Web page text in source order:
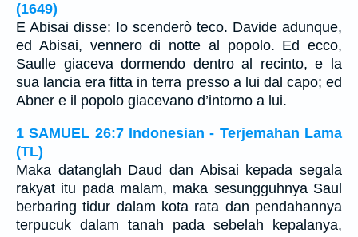
(1649)
E Abisai disse: Io scenderò teco. Davide adunque,
ed Abisai, vennero di notte al popolo. Ed ecco,
Saulle giaceva dormendo dentro al recinto, e la
sua lancia era fitta in terra presso a lui dal capo; ed
Abner e il popolo giacevano d’intorno a lui.
1 SAMUEL 26:7 Indonesian - Terjemahan Lama
(TL)
Maka datanglah Daud dan Abisai kepada segala
rakyat itu pada malam, maka sesungguhnya Saul
berbaring tidur dalam kota rata dan pendahannya
terpucuk dalam tanah pada sebelah kepalanya,